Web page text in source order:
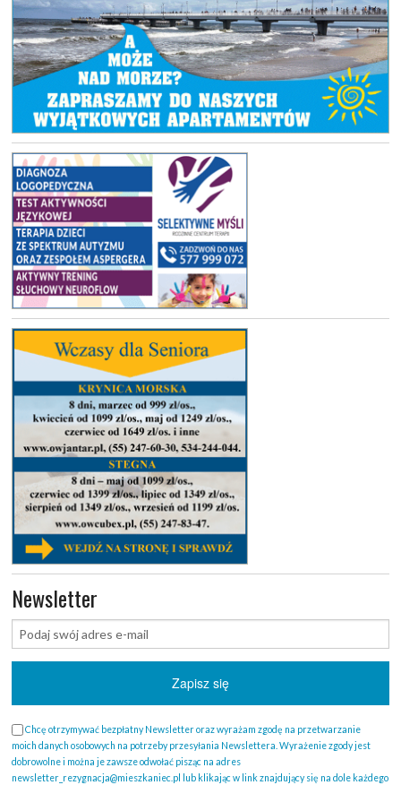
Newsletter
Chcę otrzymywać bezpłatny Newsletter oraz wyrażam zgodę na przetwarzanie
moich danych osobowych na potrzeby przesyłania Newslettera. Wyrażenie zgody jest
dobrowolne i można je zawsze odwołać pisząc na adres
newsletter_rezygnacja@mieszkaniec.pl lub klikając w link znajdujący się na dole każdego